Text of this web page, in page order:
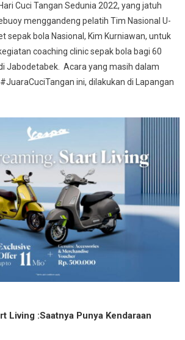
Cuci Tangan Sedunia 2022, yang jatuh
menggandeng pelatih Tim Nasional U-
sepak bola Nasional, Kim Kurniawan, untuk
coaching clinic sepak bola bagi 60
Jabodetabek. Acara yang masih dalam
ini, dilakukan di Lapangan
Living :Saatnya Punya Kendaraan